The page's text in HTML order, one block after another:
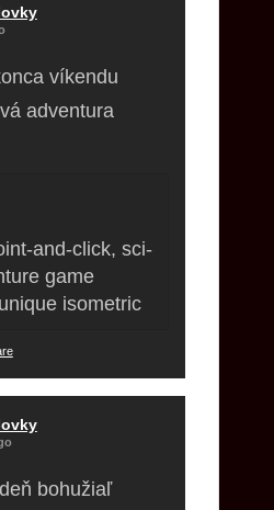
víkendu
adventura
and-click, sci-
game
isometric
bohužiaľ